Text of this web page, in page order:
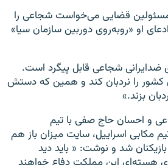
قضایی می‌خواست شجاعی را
او «روبه‌روی دوربین سازمان سیا»
شجاعی قابل پیگرد است.
را نردبان کند و همین که دستش
بزند.»
و احسان حاج صفی با تیم
مکابی اسراییل، سایت میزان باز هم
شد و نوشت: « باید دید